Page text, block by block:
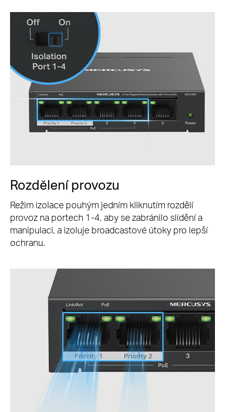
Rozdělení provozu
Režim izolace pouhým jedním kliknutím rozdělí
provoz na portech 1-4, aby se zabránilo slídění a
manipulaci, a izoluje broadcastové útoky pro lepší
ochranu.